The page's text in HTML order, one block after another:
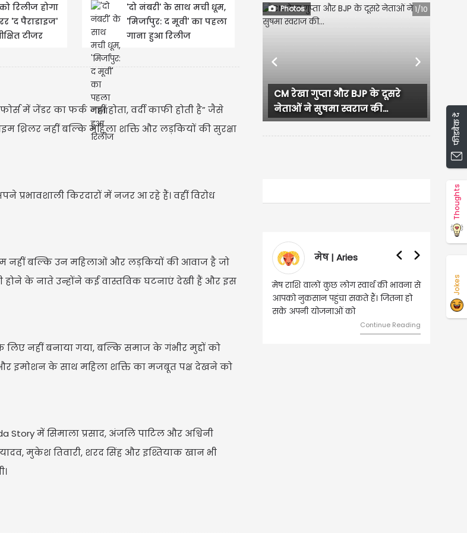
रिलीज होगा
'द पैराडाइज'
टीजर
'दो नंबरी' के साथ मची धूम,
'मिर्जापुर: द मूवी' का पहला
गाना हुआ रिलीज
में जेंडर का फर्क नहीं होता, वर्दी काफी होती है” जैसे
थ्रिलर नहीं बल्कि महिला शक्ति और लड़कियों की सुरक्षा
प्रभावशाली किरदारों में नजर आ रहे हैं। वहीं विरोध
नहीं बल्कि उन महिलाओं और लड़कियों की आवाज है जो
होने के नाते उन्होंने कई वास्तविक घटनाएं देखी हैं और इस
नहीं बनाया गया, बल्कि समाज के गंभीर मुद्दों को
इमोशन के साथ महिला शक्ति का मजबूत पक्ष देखने को
में सिमाला प्रसाद, अंजलि पाटिल और अश्विनी
मुकेश तिवारी, शरद सिंह और इश्तियाक खान भी
Photos 1/10
CM रेखा गुप्ता और BJP के दूसरे
नेताओं ने सुषमा स्वराज की...
लुधियाना में कांग्रेस
हंगामा, प्रदेश...
Previous Next
मेष | Aries
मेष राशि वालों कुछ लोग स्वार्थ की भावना से
आपको नुकसान पहुंचा सकते हैं। जितना हो
सके अपनी योजनाओं को
वृषभ | Taurus
वृष राशि वालों आय के स्त्रोत
हुए कार्यों में गति आएगी। युवा वर्ग
को लेकर ज्यादा फोकस रहेंगे।
फीडबैक दें
Thoughts
Jokes